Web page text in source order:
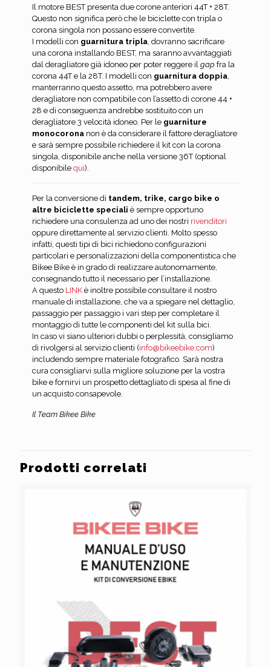
Il motore BEST presenta due corone anteriori 44T + 28T.
Questo non significa però che le biciclette con tripla o
corona singola non possano essere convertite.
I modelli con guarnitura tripla, dovranno sacrificare
una corona installando BEST, ma saranno avvantaggiati
dal deragliatore già idoneo per poter reggere il gap fra la
corona 44T e la 28T. I modelli con guarnitura doppia,
manterranno questo assetto, ma potrebbero avere
deragliatore non compatibile con l’assetto di corone 44 +
28 e di conseguenza andrebbe sostituito con un
deragliatore 3 velocità idoneo. Per le guarniture
monocorona non è da considerare il fattore deragliatore
e sarà sempre possibile richiedere il kit con la corona
singola, disponibile anche nella versione 36T (optional
disponibile qui).
Per la conversione di tandem, trike, cargo bike o
altre biciclette speciali è sempre opportuno
richiedere una consulenza ad uno dei nostri rivenditori
oppure direttamente al servizio clienti. Molto spesso
infatti, questi tipi di bici richiedono configurazioni
particolari e personalizzazioni della componentistica che
Bikee Bike è in grado di realizzare autonomamente,
consegnando tutto il necessario per l’installazione.
A questo LINK è inoltre possibile consultare il nostro
manuale di installazione, che va a spiegare nel dettaglio,
passaggio per passaggio i vari step per completare il
montaggio di tutte le componenti del kit sulla bici.
In caso vi siano ulteriori dubbi o perplessità, consigliamo
di rivolgersi al servizio clienti (info@bikeebike.com)
includendo sempre materiale fotografico. Sarà nostra
cura consigliarvi sulla migliore soluzione per la vostra
bike e fornirvi un prospetto dettagliato di spesa al fine di
un acquisto consapevole.
Il Team Bikee Bike
Prodotti correlati